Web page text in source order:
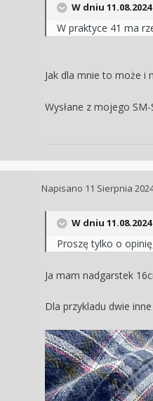
W dniu 11.08.2024
W praktyce 41 ma
Jak dla mnie to może i
Wysłane z mojego
Napisano 11 Sierpnia
W dniu 11.08.2024
Proszę tylko o
Ja mam nadgarstek
Dla przykladu dwie